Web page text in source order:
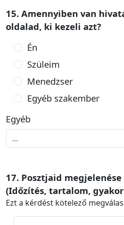
15. Amennyiben van
oldalad, ki kezeli azt?
Én
Szüleim
Menedzser
Egyéb szakember
Egyéb
17. Posztjaid
(Időzítés, tartalom,
Ezt a kérdést kötelező